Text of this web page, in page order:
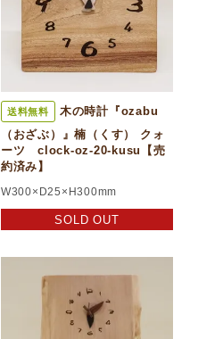
送料無料
木の時計『ozabu
（おざぶ）』楠（くす） クォ
ーツ clock-oz-20-kusu【売
約済み】
W300×D25×H300mm
SOLD OUT